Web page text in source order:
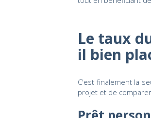
Le taux
il bien
C'est finalement la
projet et de